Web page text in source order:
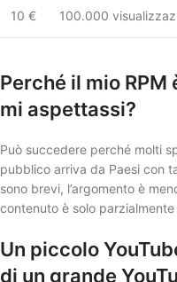
10 € 100.000
Perché il mio
mi aspettassi?
Può succedere perché molti
pubblico arriva da Paesi con
sono brevi, l’argomento è
contenuto è solo
Un piccolo
di un grande